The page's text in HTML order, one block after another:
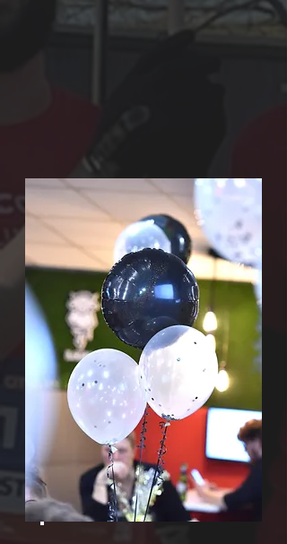
IŠKELKITE IŠŠŪKĮ!
A
Šok į dešinę, jei esate
pasirengęs prisijungti prie
misijos. Iš bėgimų,
parašiutų ir dviračių.
Sukurkite „Just giving“
puslapį ir kaupkite aukas.